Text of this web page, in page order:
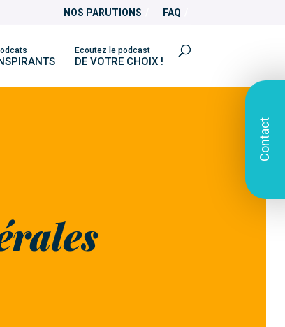
NOS PARUTIONS FAQ
Ecoutez le podcast
DE VOTRE CHOIX !
Contact